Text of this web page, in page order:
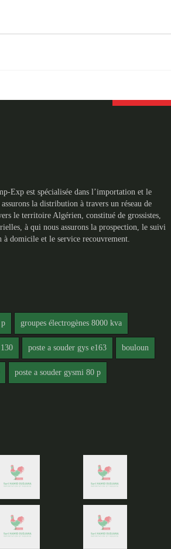
Exp est spécialisée dans l’importation et le
la distribution à travers un réseau de
le territoire Algérien, constitué de grossistes,
à qui nous assurons la prospection, le suivi
à domicile et le service recouvrement.
groupes électrogènes 8000 kva
poste a souder gys e163 bouloun
poste a souder gysmi 80 p